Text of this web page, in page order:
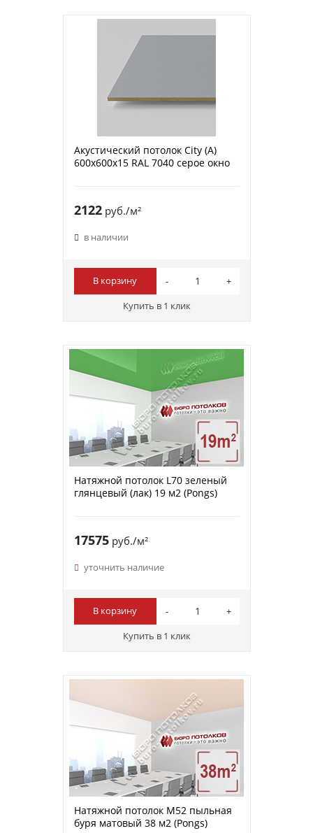
Акустический потолок City (A)
600х600х15 RAL 7040 серое окно
2122руб./м²
в наличии
В корзину
Купить в 1 клик
Натяжной потолок L70 зеленый
глянцевый (лак) 19 м2 (Pongs)
17575руб./м²
уточнить наличие
В корзину
Купить в 1 клик
Натяжной потолок M52 пыльная
буря матовый 38 м2 (Pongs)